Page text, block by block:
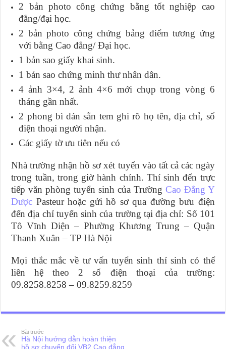
2 bản photo công chứng bằng tốt nghiệp cao
đẳng/đại học.
2 bản photo công chứng bảng điểm tương ứng
với bằng Cao đẳng/ Đại học.
1 bản sao giấy khai sinh.
1 bản sao chứng minh thư nhân dân.
4 ảnh 3×4, 2 ảnh 4×6 mới chụp trong vòng 6
tháng gần nhất.
2 phong bì dán sẵn tem ghi rõ họ tên, địa chỉ, số
điện thoại người nhận.
Các giấy tờ ưu tiên nếu có
Nhà trường nhận hồ sơ xét tuyển vào tất cả các ngày
trong tuần, trong giờ hành chính. Thí sinh đến trực
tiếp văn phòng tuyển sinh của Trường Cao Đẳng Y
Dược Pasteur hoặc gửi hồ sơ qua đường bưu điện
đến địa chỉ tuyển sinh của trường tại địa chỉ: Số 101
Tô Vĩnh Diện – Phường Khương Trung – Quận
Thanh Xuân – TP Hà Nội
Mọi thắc mắc về tư vấn tuyển sinh thí sinh có thể
liên hệ theo 2 số điện thoại của trường:
09.8258.8258 – 09.8259.8259
Bài trước
Hà Nội hướng dẫn hoàn thiện
hồ sơ chuyển đổi VB2 Cao đẳng